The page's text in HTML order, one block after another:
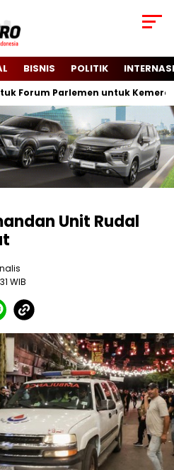
BISNIS POLITIK
Parlemen untuk
Unit Rudal
WIB